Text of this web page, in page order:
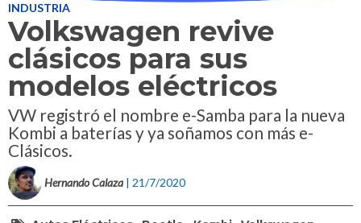
INDUSTRIA
Volkswagen revive
clásicos para sus
modelos eléctricos
VW registró el nombre e-Samba para la nueva
Kombi a baterías y ya soñamos con más e-
Clásicos.
Hernando Calaza | 21/7/2020